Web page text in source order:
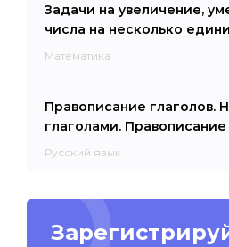
Задачи на увеличение,
числа на несколько
Математика
Правописание глаголов.
глаголами.
Русский язык